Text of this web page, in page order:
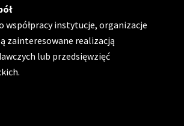
współpracy instytucje, organizacje
zainteresowane realizacją
lub przedsięwzięć